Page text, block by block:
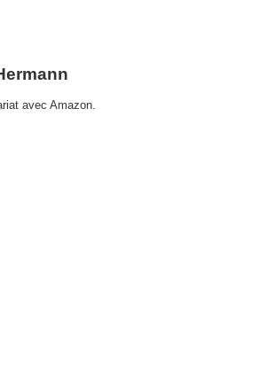
avec Amazon.